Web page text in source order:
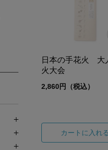
日本の手花火 大
火大会
2,860円（税込）
カートに入れる